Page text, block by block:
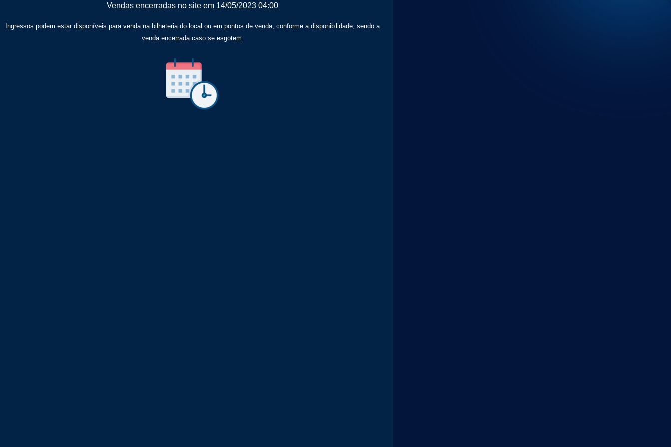
Vendas encerradas no site em 14/05/2023 04:00
Ingressos podem estar disponíveis para venda na bilheteria do local ou em pontos de venda, conforme a disponibilidade, sendo a
venda encerrada caso se esgotem.